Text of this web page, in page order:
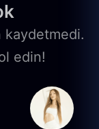
kaydetmedi.
edin!